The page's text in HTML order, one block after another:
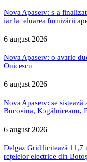
Nova Apaserv: s-a
iar la reluarea furnizării
6 august 2026
Nova Apaserv: o avarie
Onicescu
6 august 2026
Nova Apaserv: se
Bucovina, Kogălniceanu,
6 august 2026
Delgaz Grid licitează 11,7
rețelelor electrice din